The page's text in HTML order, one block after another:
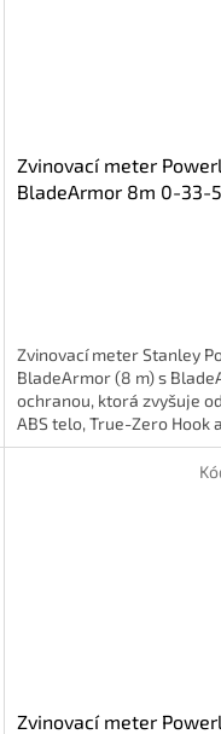
Zvinovací meter
BladeArmor 8m 0-33-
Zvinovací meter Stanley
BladeArmor (8 m) s
ochranou, ktorá zvyšuje
ABS telo, True-Zero Hook
Zvinovací meter